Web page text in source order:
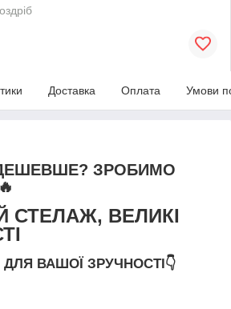
Доставка Оплата Умови
ЗРОБИМО
СТЕЛАЖ, ВЕЛИКІ
ДЛЯ ВАШОЇ ЗРУЧНОСТІ👇